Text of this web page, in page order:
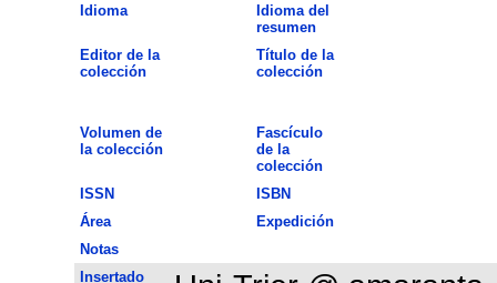
Idioma
Idioma del
resumen
Editor de la
colección
Título de la
colección
Volumen de
la colección
Fascículo
de la
colección
ISSN
ISBN
Área
Expedición
Notas
Insertado